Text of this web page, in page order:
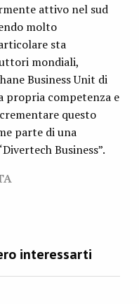
attivo nel sud
molto
sta
mondiali,
Business Unit di
propria competenza e
questo
parte di una
Business”.